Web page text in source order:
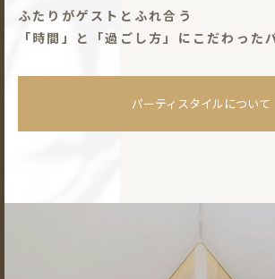
ふたりがゲストとふれ合う
「時間」と「過ごし⽅」にこだわった
パーティスタイルについて